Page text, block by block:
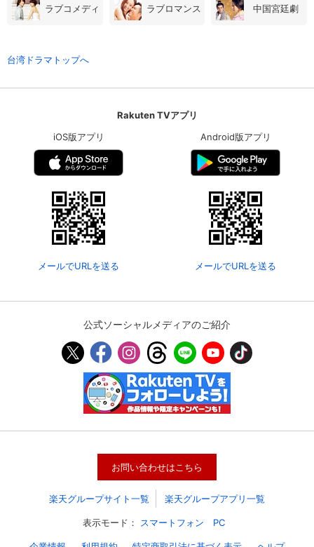
会員設定 会員情報 閉じる
ジットカード情報の変更が可能です。
決済方法変更 決済方法の変更が可能です。
ラブコメディ ラブロマンス 中国宮廷劇
台湾ドラマトップへ
Rakuten TVアプリ
iOS版アプリ
メールでURLを送る
Android版アプリ
メールでURLを送る
公式ソーシャルメディアのご紹介
お問い合わせはこちら
楽天グループサイト一覧 楽天グループアプリ一覧
表示モード： スマートフォン PC